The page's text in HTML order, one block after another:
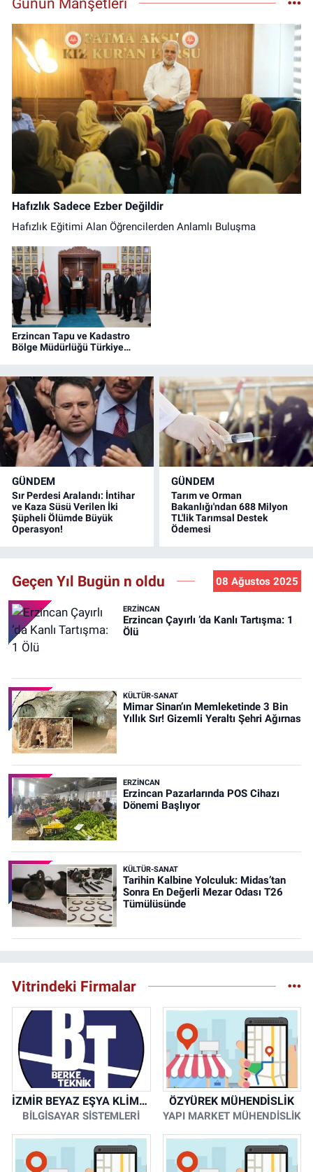
0 (446) 212 10 20
Hafızlık Sadece Ezber Değildir
Hafızlık Eğitimi Alan Öğrencilerden Anlamlı Buluşma
Erzincan Tapu ve Kadastro
Bölge Müdürlüğü Türkiye
GÜNDEM
Sır Perdesi Aralandı: İntihar
ve Kaza Süsü Verilen İki
Şüpheli Ölümde Büyük
Operasyon!
GÜNDEM
Tarım ve Orman
Bakanlığı'ndan 688 Milyon
TL'lik Tarımsal Destek
Ödemesi
Geçen Yıl Bugün n oldu 08 Ağustos 2025
ERZINCAN
Erzincan Çayırlı ’da Kanlı Tartışma: 1
Ölü
KÜLTÜR-SANAT
Mimar Sinan’ın Memleketinde 3 Bin
Yıllık Sır! Gizemli Yeraltı Şehri Ağırnas
ERZINCAN
Erzincan Pazarlarında POS Cihazı
Dönemi Başlıyor
KÜLTÜR-SANAT
Tarihin Kalbine Yolculuk: Midas’tan
Sonra En Değerli Mezar Odası T26
Tümülüsünde
Vitrindeki Firmalar
İZMİR BEYAZ EŞYA KLİMA KOMBİ SERVİSİ
BİLGİSAYAR SİSTEMLERİ
ÖZYÜREK MÜHENDİSLİK
YAPI MARKET MÜHENDİSLİK